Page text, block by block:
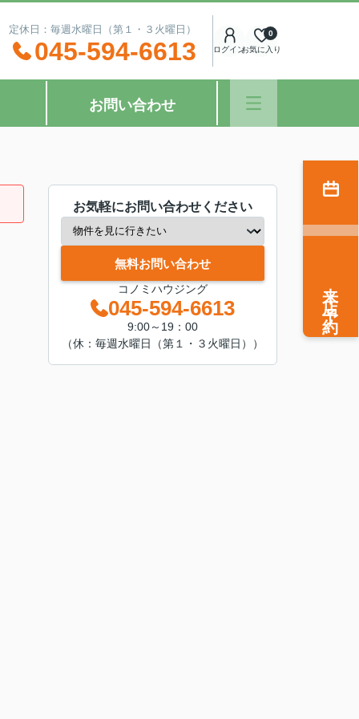
休日：毎週水曜日（第１・３火曜日）
045-594-6613 ログインお気に入り
0
お問い合わせ
お気軽にお問い合わせください
無料お問い合わせ
コノミハウジング
045-594-6613
9:00～19：00
（休：毎週水曜日（第１・３火曜日））
来店予約